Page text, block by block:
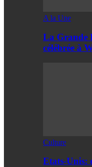
A la Une
La Grande
célébrée à
Culture
Etats-Unis: